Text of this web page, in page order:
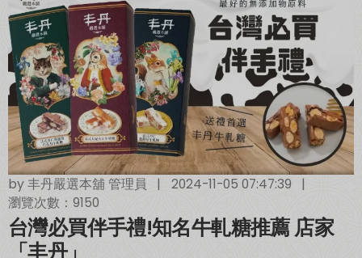
by丰丹嚴選本舖 管理員 | 2024-11-05 07:47:39
|
瀏覽次數：9150
台灣必買伴手禮!知名牛軋糖推薦 店家
「丰丹」